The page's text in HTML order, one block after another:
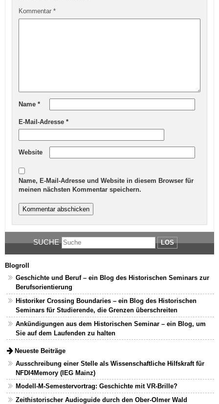
Kommentar *
Name *
E-Mail-Adresse *
Website
Name, E-Mail-Adresse und Website in diesem Browser für
meinen nächsten Kommentar speichern.
SUCHE LOS
Blogroll
Geschichte und Beruf – ein Blog des Historischen Seminars zur
Berufsorientierung
Historiker Crossing Boundaries – ein Blog des Historischen
Seminars für Studierende, die Grenzen überschreiten
Ankündigungen aus dem Historischen Seminar – ein Blog, um
Sie auf dem Laufenden zu halten
Neueste Beiträge
Ausschreibung einer Stelle als Wissenschaftliche Hilfskraft für
NFDI4Memory (IEG Mainz)
Modell-M-Semestervortrag: Geschichte mit VR-Brille?
Zeithistorischer Audioguide durch den Ober-Olmer Wald